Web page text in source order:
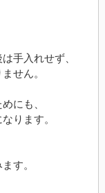
手入れせず、
せん。
にも、
ります。
す。